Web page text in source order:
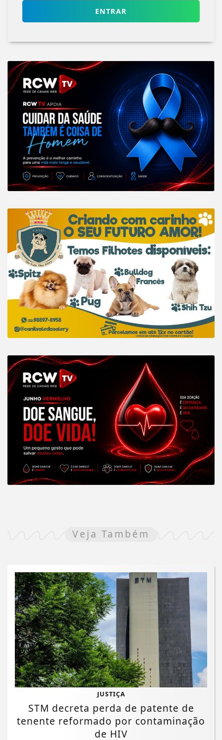
ENTRAR
Veja Também
JUSTIÇA
STM decreta perda de patente de
tenente reformado por contaminação
de HIV